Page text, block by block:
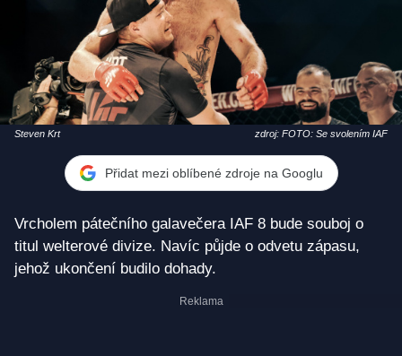
Steven Krt zdroj: FOTO: Se svolením IAF
Přidat mezi oblíbené zdroje na Googlu
Vrcholem pátečního galavečera IAF 8 bude souboj o
titul welterové divize. Navíc půjde o odvetu zápasu,
jehož ukončení budilo dohady.